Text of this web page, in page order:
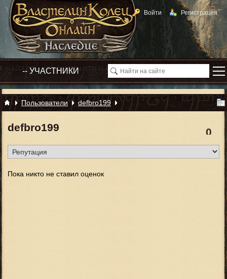
Войти Регистрация
Пользователи defbro199
0
defbro199
Пока никто не ставил оценок